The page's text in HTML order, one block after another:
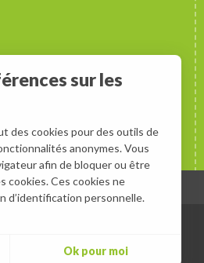
sur les
des cookies pour des outils de
anonymes. Vous
afin de bloquer ou être
cookies. Ces cookies ne
d’identification personnelle.
Ok pour moi